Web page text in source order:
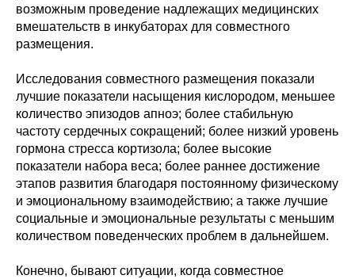
возможным проведение надлежащих медицинских
вмешательств в инкубаторах для совместного
размещения.
Исследования совместного размещения показали
лучшие показатели насыщения кислородом, меньшее
количество эпизодов апноэ; более стабильную
частоту сердечных сокращений; более низкий уровень
гормона стресса кортизола; более высокие
показатели набора веса; более раннее достижение
этапов развития благодаря постоянному физическому
и эмоциональному взаимодействию; а также лучшие
социальные и эмоциональные результаты с меньшим
количеством поведенческих проблем в дальнейшем.
Конечно, бывают ситуации, когда совместное